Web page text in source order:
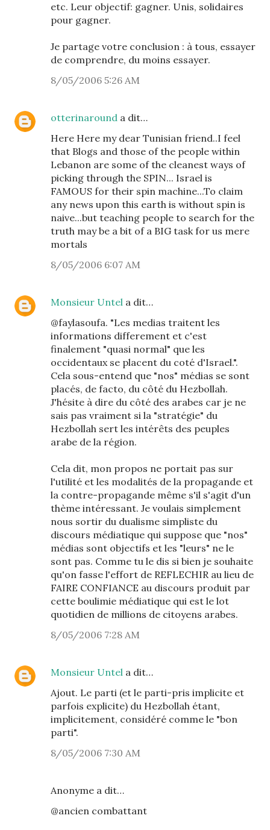
etc. Leur objectif: gagner. Unis, solidaires
pour gagner.
Je partage votre conclusion : à tous, essayer
de comprendre, du moins essayer.
8/05/2006 5:26 AM
otterinaround a dit…
Here Here my dear Tunisian friend..I feel
that Blogs and those of the people within
Lebanon are some of the cleanest ways of
picking through the SPIN... Israel is
FAMOUS for their spin machine...To claim
any news upon this earth is without spin is
naive...but teaching people to search for the
truth may be a bit of a BIG task for us mere
mortals
8/05/2006 6:07 AM
Monsieur Untel a dit…
@faylasoufa. "Les medias traitent les
informations differement et c'est
finalement "quasi normal" que les
occidentaux se placent du coté d'Israel.".
Cela sous-entend que "nos" médias se sont
placés, de facto, du côté du Hezbollah.
J'hésite à dire du côté des arabes car je ne
sais pas vraiment si la "stratégie" du
Hezbollah sert les intérêts des peuples
arabe de la région.
Cela dit, mon propos ne portait pas sur
l'utilité et les modalités de la propagande et
la contre-propagande même s'il s'agit d'un
thème intéressant. Je voulais simplement
nous sortir du dualisme simpliste du
discours médiatique qui suppose que "nos"
médias sont objectifs et les "leurs" ne le
sont pas. Comme tu le dis si bien je souhaite
qu'on fasse l'effort de REFLECHIR au lieu de
FAIRE CONFIANCE au discours produit par
cette boulimie médiatique qui est le lot
quotidien de millions de citoyens arabes.
8/05/2006 7:28 AM
Monsieur Untel a dit…
Ajout. Le parti (et le parti-pris implicite et
parfois explicite) du Hezbollah étant,
implicitement, considéré comme le "bon
parti".
8/05/2006 7:30 AM
Anonyme a dit…
@ancien combattant